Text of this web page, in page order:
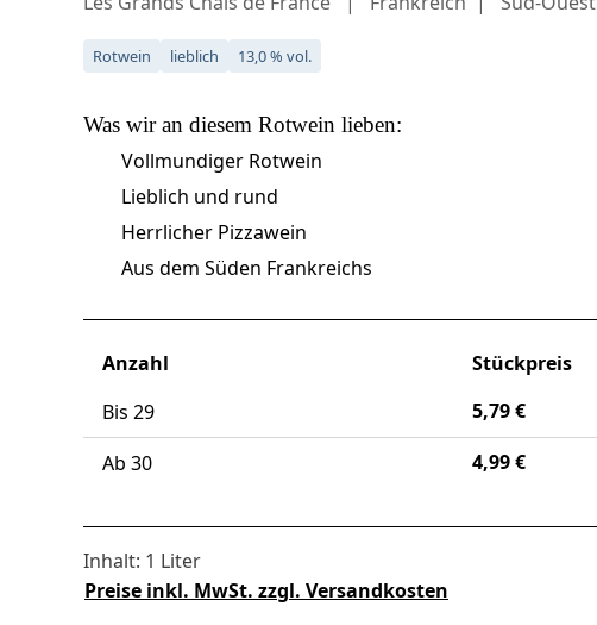
Rotwein lieblich 13,0 % vol.
Was wir an diesem Rotwein lieben:
Vollmundiger Rotwein
Lieblich und rund
Herrlicher Pizzawein
Aus dem Süden Frankreichs
Anzahl
Stückpreis
Bis 29
5,79 €
Ab 30 4,99 €
Inhalt: 1 Liter
Preise inkl. MwSt. zzgl. Versandkosten